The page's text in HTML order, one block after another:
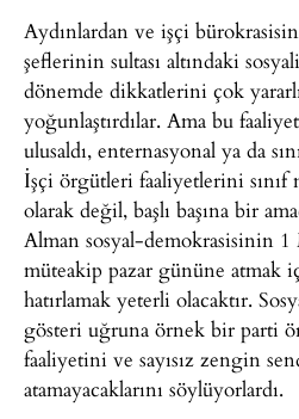
Aydınlardan ve işçi
şeflerinin sultası altındaki
dönemde dikkatlerini çok
yoğunlaştırdılar. Ama bu
ulusaldı, enternasyonal ya da
İşçi örgütleri faaliyetlerini sınıf
olarak değil, başlı başına bir
Alman sosyal-demokrasisinin 1
müteakip pazar gününe atmak
hatırlamak yeterli olacaktır.
gösteri uğruna örnek bir parti
faaliyetini ve sayısız zengin
atamayacaklarını söylüyorlardı.